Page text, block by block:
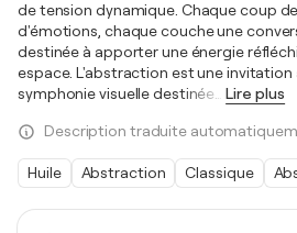
de tension dynamique. Chaque coup
d'émotions, chaque couche une
destinée à apporter une énergie
espace. L'abstraction est une invitation
symphonie visuelle destinée… Lire plus
Description traduite
Huile Abstraction Classique